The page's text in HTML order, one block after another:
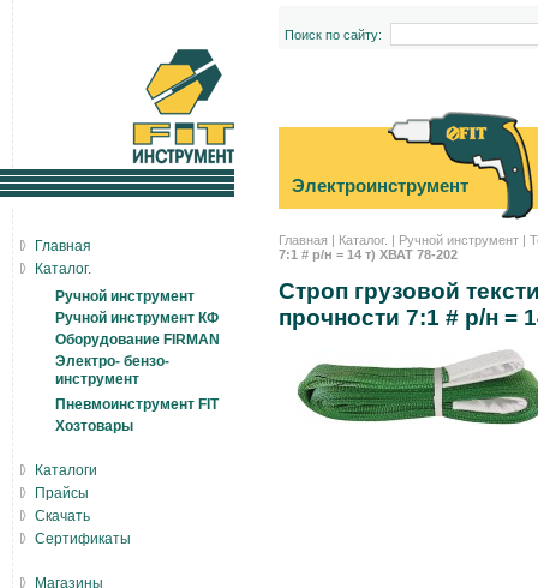
Поиск по сайту:
Электроинструмент
Главная | Каталог. | Ручной инструмент |
7:1 # р/н = 14 т) ХВАТ 78-202
Строп грузовой
прочности 7:1 # р/н =
Главная
Каталог.
Ручной инструмент
Ручной инструмент КФ
Оборудование FIRMAN
Электро- бензо-
инструмент
Пневмоинструмент FIT
Хозтовары
Каталоги
Прайсы
Скачать
Сертификаты
Магазины